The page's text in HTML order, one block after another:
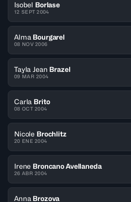
Isobel Borlase
12 SEPT 2004
Alma Bourgarel
08 NOV 2006
Tayla Jean Brazel
09 MAR 2004
Carla Brito
08 OCT 2004
Nicole Brochlitz
20 ENE 2004
Irene Broncano Avellaneda
26 ABR 2004
Anna Brozova